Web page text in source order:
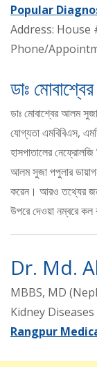
Popular
Address: House
Phone/
ডাঃ
ডাঃ মোবাশ্বের আলম
যোগ্যতা এমবিবিএস,
হাসপাতালের
আলম সুজা পপুলার
করেন। আরও তথ্যের
উপরে দেওয়া নম্বরে
Dr. Md.
MBBS, MD
Kidney
Rangpur